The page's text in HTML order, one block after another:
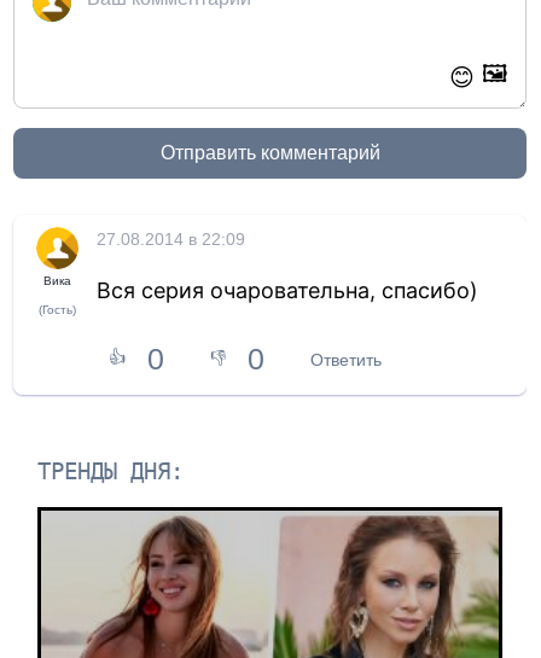
😊 🖼️
Отправить комментарий
Вика
(Гость)
27.08.2014 в 22:09
Вся серия очаровательна, спасибо)
👍 0 👎 0 Ответить
ТРЕНДЫ ДНЯ: